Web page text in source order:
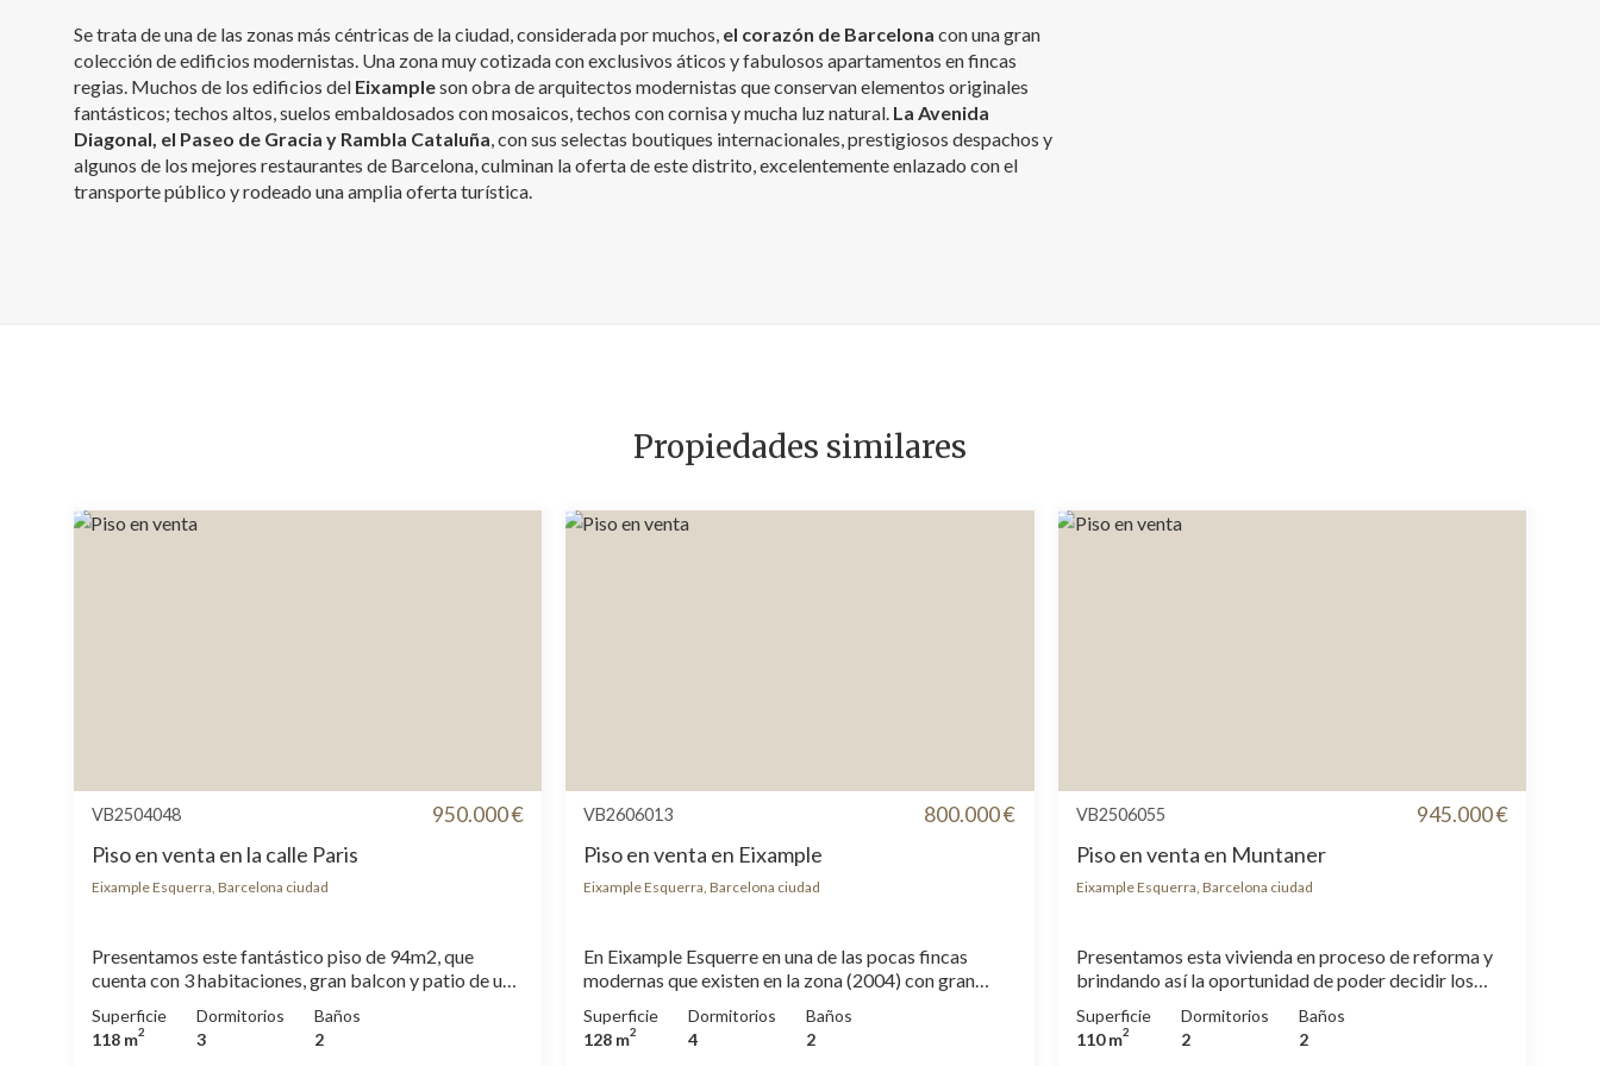
Se trata de una de las zonas más céntricas de la ciudad, considerada por muchos, el corazón de Barcelona con una gran
colección de edificios modernistas. Una zona muy cotizada con exclusivos áticos y fabulosos apartamentos en fincas
regias. Muchos de los edificios del Eixampleson obra de arquitectos modernistas que conservan elementos originales
fantásticos; techos altos, suelos embaldosados con mosaicos, techos con cornisa y mucha luz natural. La Avenida
Diagonal, el Paseo de Gracia y Rambla Cataluña , con sus selectas boutiques internacionales, prestigiosos despachos y
algunos de los mejores restaurantes de Barcelona, culminan la oferta de este distrito, excelentemente enlazado con el
transporte público y rodeado una amplia oferta turística.
Propiedades similares
VB2504048 950.000 €
Piso en venta en la calle Paris
Eixample Esquerra, Barcelona ciudad
Presentamos este fantástico piso de 94m2, que
cuenta con 3 habitaciones, gran balcon y patio de uso
La cocina equipada con electrodomésticos de gama
alta cuanta con una pequeña zona de office y salida
Superficie
118 m2
Dormitorios
3
Baños
2
VB2606013 800.000 €
Piso en venta en Eixample
Eixample Esquerra, Barcelona ciudad
En Eixample Esquerre en una de las pocas fincas
modernas que existen en la zona (2004) con gran
los que existen pocos en el mercado por su estilo de
finca y proximidad a la plaza Francesc Macia. El piso
Superficie
128 m2
Dormitorios
4
Baños
2
VB2506055 945.000 €
Piso en venta en Muntaner
Eixample Esquerra, Barcelona ciudad
Presentamos esta vivienda en proceso de reforma y
brindando así la oportunidad de poder decidir los
la licencia de obras están incluidas en el precio de
venta. La vivienda tiene elementos originales como
Superficie
110 m2
Dormitorios
2
Baños
2